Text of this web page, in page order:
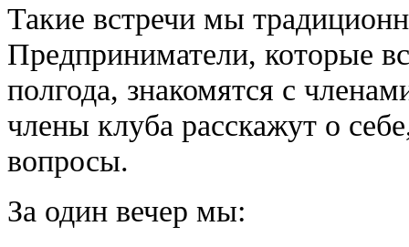
Такие встречи мы
Предприниматели, которые
полгода, знакомятся с
члены клуба расскажут о
вопросы.
За один вечер мы: